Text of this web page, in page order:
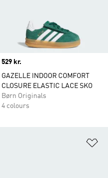
Price
529 kr.
GAZELLE INDOOR COMFORT
CLOSURE ELASTIC LACE SKO
Børn Originals
4 colours